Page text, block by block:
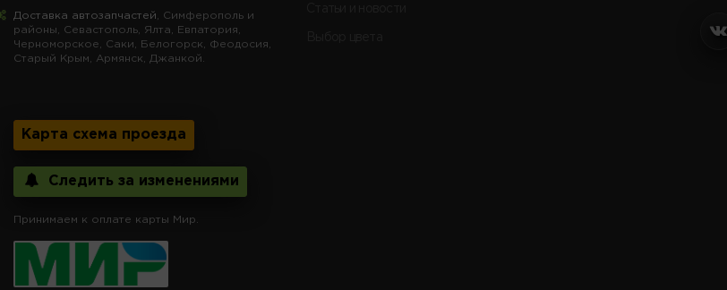
Доставка автозапчастей , Симферополь и
районы, Севастополь, Ялта, Евпатория,
Черноморское, Саки, Белогорск, Феодосия,
Старый Крым, Армянск, Джанкой.
Карта схема проезда
Следить за изменениями
Принимаем к оплате карты Мир.